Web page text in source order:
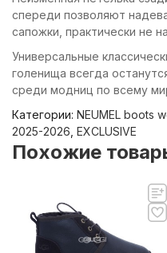
спереди позволяют
сапожки, практически не
Универсальные
голенища всегда
среди модниц по всему
Категории: NEUMEL boots
2025-2026 EXCLUSIVE
Похожие